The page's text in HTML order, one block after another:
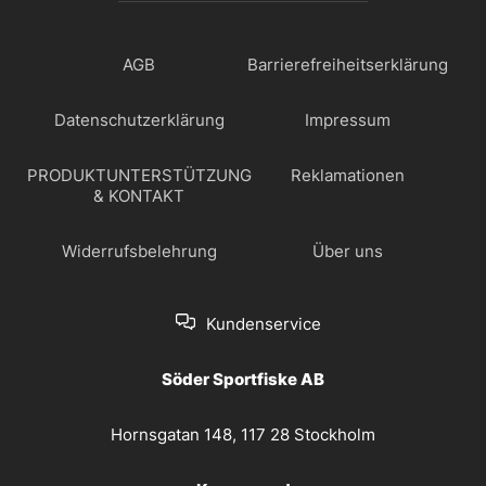
AGB Barrierefreiheitserklärung
Datenschutzerklärung Impressum
PRODUKTUNTERSTÜTZUNG
& KONTAKT
Reklamationen
Widerrufsbelehrung Über uns
Kundenservice
Söder Sportfiske AB
Hornsgatan 148, 117 28 Stockholm